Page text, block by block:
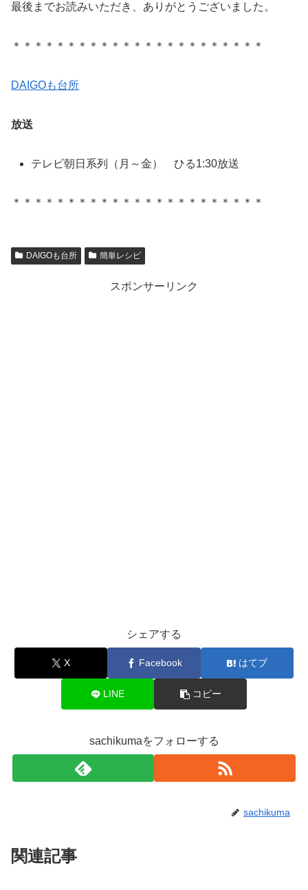
最後までお読みいただき、ありがとうございました。
＊＊＊＊＊＊＊＊＊＊＊＊＊＊＊＊＊＊＊＊＊＊＊
DAIGOも台所
放送
テレビ朝日系列（月～金） ひる1:30放送
＊＊＊＊＊＊＊＊＊＊＊＊＊＊＊＊＊＊＊＊＊＊＊
DAIGOも台所 簡単レシピ
スポンサーリンク
シェアする
X Facebook はてブ
LINE コピー
sachikumaをフォローする
sachikuma
関連記事